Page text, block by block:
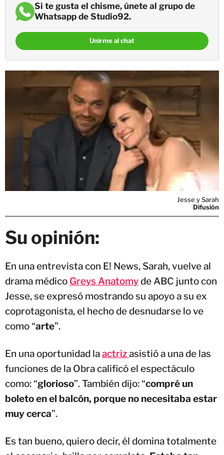
Si te gusta el chisme, únete al grupo de
Whatsapp de Studio92.
Unirme al chat
Jesse y Sarah
Difusión
Su opinión:
En una entrevista con E! News, Sarah, vuelve al
drama médico Greys Anatomyde ABC junto con
Jesse, se expresó mostrando su apoyo a su ex
coprotagonista, el hecho de desnudarse lo ve
como “arte”.
En una oportunidad laactrizasistió a una de las
funciones de la Obra calificó el espectáculo
como: “glorioso”. También dijo: “compré un
boleto en el balcón, porque no necesitaba estar
muy cerca”.
Es tan bueno, quiero decir, él domina totalmente